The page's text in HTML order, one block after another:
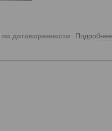
по договоренности Подробнее